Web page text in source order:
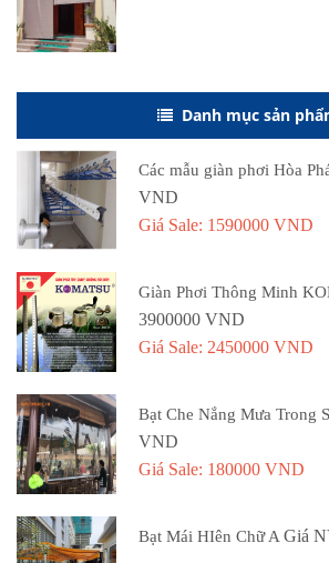
Danh mục sản
Các mẫu giàn phơi Hòa
VND
Giá Sale: 1590000 VND
Giàn Phơi Thông Minh
3900000 VND
Giá Sale: 2450000 VND
Bạt Che Nắng Mưa Trong
VND
Giá Sale: 180000 VND
Bạt Mái HIên Chữ A Giá